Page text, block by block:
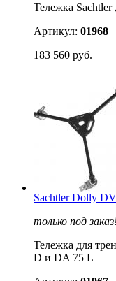
Тележка
Артикул: 01968
183 560 руб.
Sachtler Dolly
только под
Тележка для
D и DA 75 L